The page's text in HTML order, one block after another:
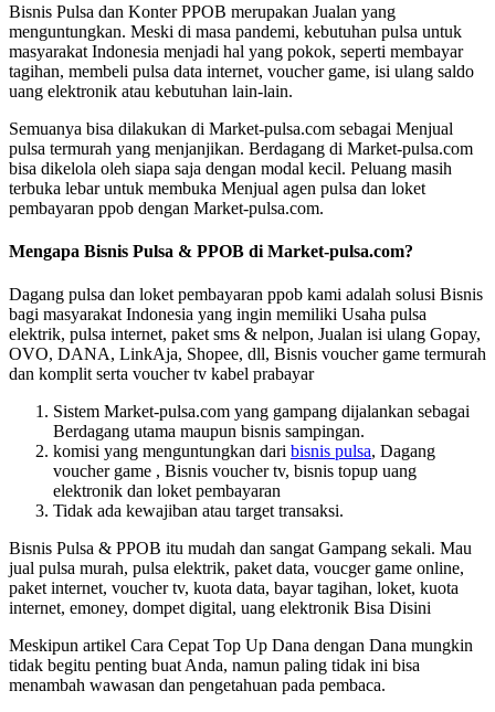
Bisnis Pulsa dan Konter PPOB merupakan Jualan yang
menguntungkan. Meski di masa pandemi, kebutuhan pulsa untuk
masyarakat Indonesia menjadi hal yang pokok, seperti membayar
tagihan, membeli pulsa data internet, voucher game, isi ulang saldo
uang elektronik atau kebutuhan lain-lain.
Semuanya bisa dilakukan di Market-pulsa.com sebagai Menjual
pulsa termurah yang menjanjikan. Berdagang di Market-pulsa.com
bisa dikelola oleh siapa saja dengan modal kecil. Peluang masih
terbuka lebar untuk membuka Menjual agen pulsa dan loket
pembayaran ppob dengan Market-pulsa.com.
Mengapa Bisnis Pulsa & PPOB di Market-pulsa.com?
Dagang pulsa dan loket pembayaran ppob kami adalah solusi Bisnis
bagi masyarakat Indonesia yang ingin memiliki Usaha pulsa
elektrik, pulsa internet, paket sms & nelpon, Jualan isi ulang Gopay,
OVO, DANA, LinkAja, Shopee, dll, Bisnis voucher game termurah
dan komplit serta voucher tv kabel prabayar
Sistem Market-pulsa.com yang gampang dijalankan sebagai
Berdagang utama maupun bisnis sampingan.
komisi yang menguntungkan dari bisnis pulsa, Dagang
voucher game , Bisnis voucher tv, bisnis topup uang
elektronik dan loket pembayaran
Tidak ada kewajiban atau target transaksi.
Bisnis Pulsa & PPOB itu mudah dan sangat Gampang sekali. Mau
jual pulsa murah, pulsa elektrik, paket data, voucger game online,
paket internet, voucher tv, kuota data, bayar tagihan, loket, kuota
internet, emoney, dompet digital, uang elektronik Bisa Disini
Meskipun artikel Cara Cepat Top Up Dana dengan Dana mungkin
tidak begitu penting buat Anda, namun paling tidak ini bisa
menambah wawasan dan pengetahuan pada pembaca.